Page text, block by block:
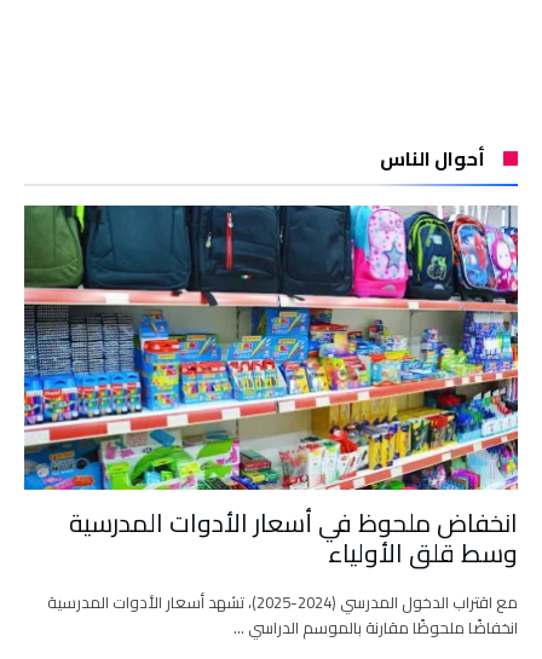
أحوال الناس
انخفاض ملحوظ في أسعار الأدوات المدرسية
وسط قلق الأولياء
مع اقتراب الدخول المدرسي (2024-2025)، تشهد أسعار الأدوات المدرسية
انخفاضًا ملحوظًا مقارنة بالموسم الدراسي …